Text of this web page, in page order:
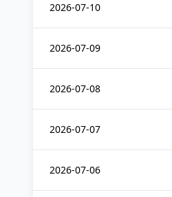
2026-07-10
2026-07-09
2026-07-08
2026-07-07
2026-07-06